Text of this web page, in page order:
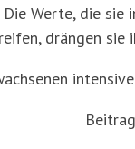
Werte, die sie
drängen sie
von